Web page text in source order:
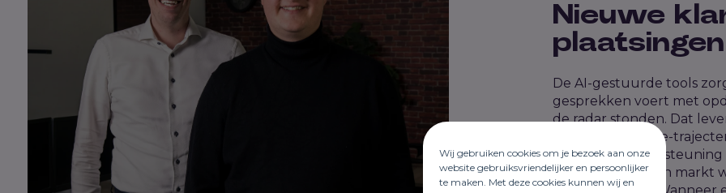
Wij gebruiken cookies om je bezoek aan onze
website gebruiksvriendelijker en persoonlijker
te maken. Met deze cookies kunnen wij en
Nieuwe
plaatsingen
De AI-gestuurde tools
gesprekken voert met
de radar stonden. Dat
inhouse-
backoffice-ondersteuning
essentieel is in een markt